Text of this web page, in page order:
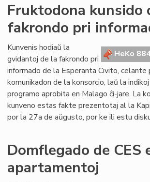
Fruktodona kunsido
fakrondo pri
HeKo
Kunvenis hodiaŭ la
gvidantoj de la fakrondo pri
informado de la Esperanta Civito,
komunikadon de la konsorcio, laŭ la
programo aprobita en Malago ĉi-jare. La
kunveno estas fakte prezentotaj al la
por la 27a de aŭgusto, por ke ili estu
Domflegado de CES
apartamentoj